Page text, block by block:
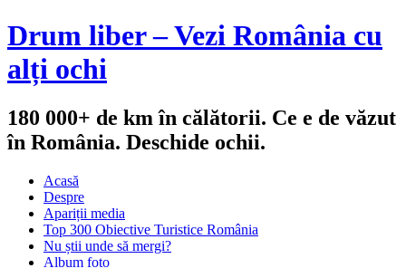
Drum liber – Vezi România cu
alți ochi
180 000+ de km în călătorii. Ce e de văzut
în România. Deschide ochii.
Acasă
Despre
Apariții media
Top 300 Obiective Turistice România
Nu știi unde să mergi?
Album foto